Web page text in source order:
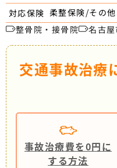
対応保険 柔整保険/その
整骨院・接骨院
名古
交通事故治療
事故治療費を0円に
する方法